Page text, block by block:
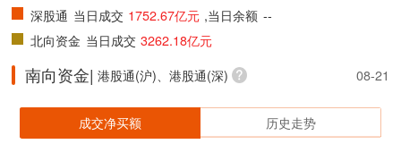
深股通 当日成交 1752.67亿元 ,当日余额 --
北向资金 当日成交 3262.18亿元
南向资金| 港股通(沪)、港股通(深) 08-21
成交净买额 历史走势